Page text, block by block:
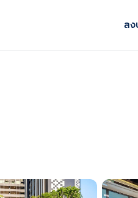
ลง
เลือกยูนิตเพื่อเปรียบเที
เลือกได้สูงสุด 3 รายการ